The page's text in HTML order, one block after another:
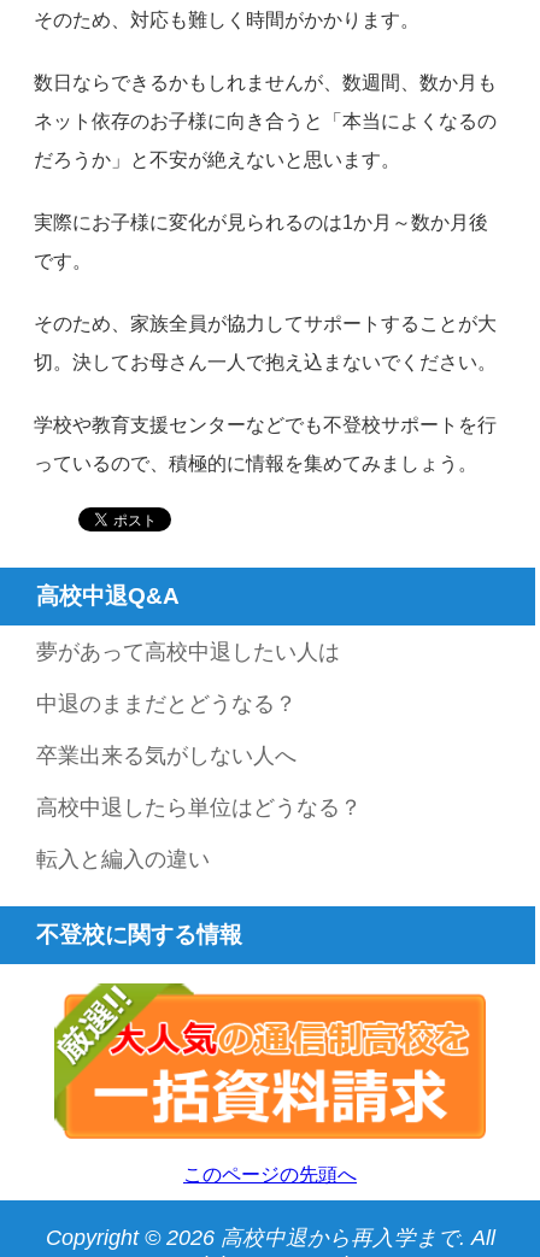
そのため、対応も難しく時間がかかります。
数日ならできるかもしれませんが、数週間、数か月も
ネット依存のお子様に向き合うと「本当によくなるの
だろうか」と不安が絶えないと思います。
実際にお子様に変化が見られるのは1か月～数か月後
です。
そのため、家族全員が協力してサポートすることが大
切。決してお母さん一人で抱え込まないでください。
学校や教育支援センターなどでも不登校サポートを行
っているので、積極的に情報を集めてみましょう。
高校中退Q&A
夢があって高校中退したい人は
中退のままだとどうなる？
卒業出来る気がしない人へ
高校中退したら単位はどうなる？
転入と編入の違い
不登校に関する情報
このページの先頭へ
Copyright © 2026 高校中退から再入学まで. All